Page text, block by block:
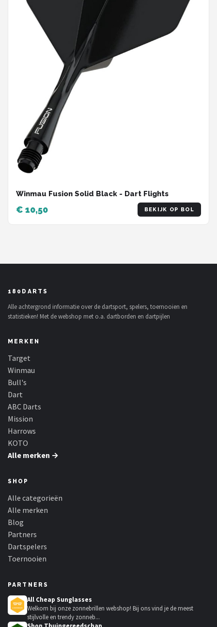
Winmau Fusion Solid Black - Dart Flights
€ 10,50 BEKIJK OP BOL
180DARTS
Alle achtergrond informatie over de dartsport, spelers, toernooien en
statistieken! Met de webshop met o.a. dartborden en dartpijlen
MERKEN
Target
Winmau
Bull's
Dart
ABC Darts
Mission
Harrows
KOTO
Alle merken →
SHOP
Alle categorieën
Alle merken
Blog
Partners
Dartspelers
Toernooien
PARTNERS
All Cheap Sunglasses
Welkom bij onze zonnebrillen webshop! Bij ons vind je de meest
stijlvolle en trendy zonneb...